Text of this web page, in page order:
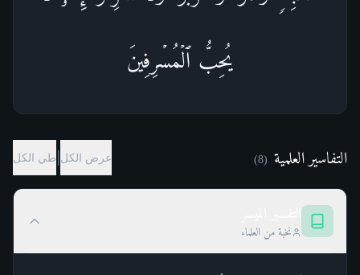
یُحِبُّ ٱلۡمُسۡرِفِینَ
التفاسير العلمية (
8
) عرض الكل طي الكل
نخبة من العلماء